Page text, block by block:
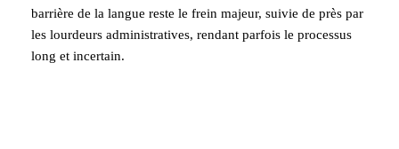
barrière de la langue reste le frein majeur, suivie de près par
les lourdeurs administratives, rendant parfois le processus
long et incertain.